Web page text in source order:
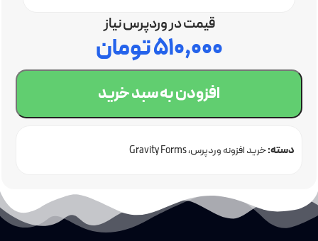
قیمت در وردپرس نیاز
۵۱۰,۰۰۰تومان
افزودن به سبد خرید
دسته:خرید افزونه وردپرس Gravity Forms